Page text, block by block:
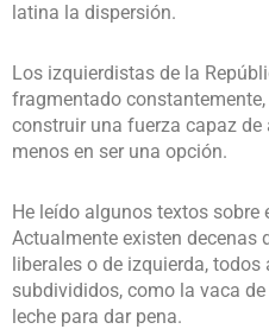
latina la dispersión.
Los izquierdistas de la
fragmentado
construir una fuerza capaz
menos en ser una opción.
He leído algunos textos
Actualmente existen decenas
liberales o de izquierda,
subdivididos, como la vaca
leche para dar pena.